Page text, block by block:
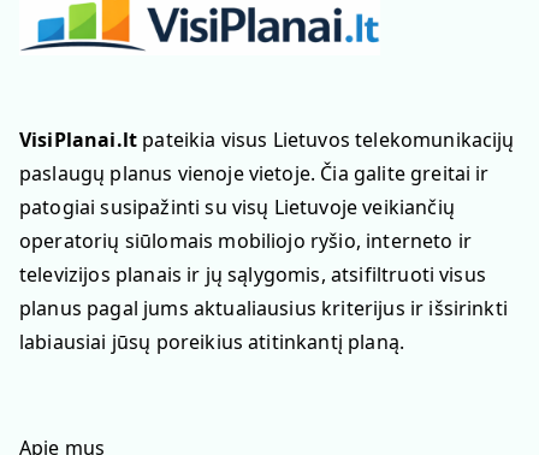
VisiPlanai.lt pateikia visus Lietuvos telekomunikacijų
paslaugų planus vienoje vietoje. Čia galite greitai ir
patogiai susipažinti su visų Lietuvoje veikiančių
operatorių siūlomais mobiliojo ryšio, interneto ir
televizijos planais ir jų sąlygomis, atsifiltruoti visus
planus pagal jums aktualiausius kriterijus ir išsirinkti
labiausiai jūsų poreikius atitinkantį planą.
Apie mus